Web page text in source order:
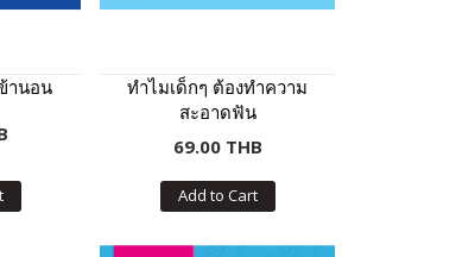
านอน
ทำไมเด็กๆ ต้องทำความ
สะอาดฟัน
69.00 THB
Add to Cart